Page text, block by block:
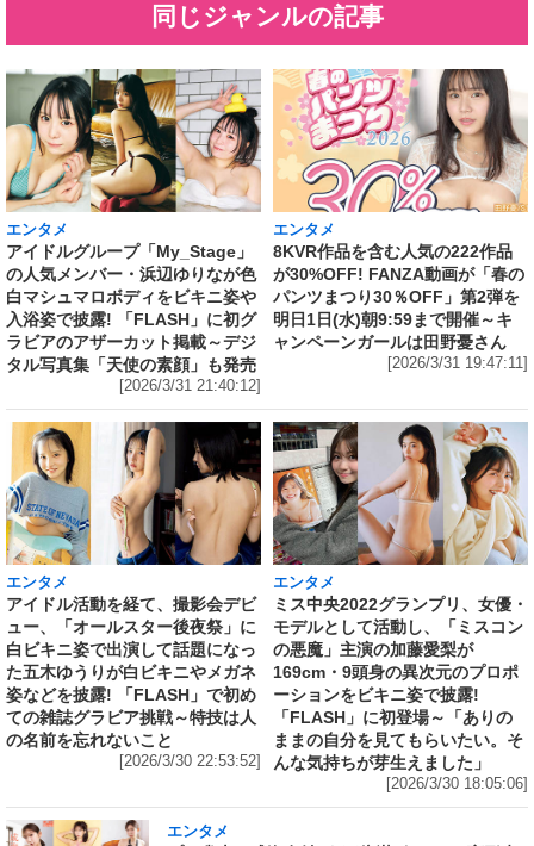
同じジャンルの記事
エンタメ
アイドルグループ「My_Stage」
の人気メンバー・浜辺ゆりなが色
白マシュマロボディをビキニ姿や
入浴姿で披露! 「FLASH」に初グ
ラビアのアザーカット掲載～デジ
タル写真集「天使の素顔」も発売
[2026/3/31 21:40:12]
エンタメ
8KVR作品を含む人気の222作品
が30%OFF! FANZA動画が「春の
パンツまつり30％OFF」第2弾を
明日1日(水)朝9:59まで開催～キ
ャンペーンガールは田野憂さん
[2026/3/31 19:47:11]
エンタメ
アイドル活動を経て、撮影会デビ
ュー、「オールスター後夜祭」に
白ビキニ姿で出演して話題になっ
た五木ゆうりが白ビキニやメガネ
姿などを披露! 「FLASH」で初め
ての雑誌グラビア挑戦～特技は人
の名前を忘れないこと
[2026/3/30 22:53:52]
エンタメ
ミス中央2022グランプリ、女優・
モデルとして活動し、「ミスコン
の悪魔」主演の加藤愛梨が
169cm・9頭身の異次元のプロポ
ーションをビキニ姿で披露!
「FLASH」に初登場～「ありの
ままの自分を見てもらいたい。そ
んな気持ちが芽生えました」
[2026/3/30 18:05:06]
エンタメ